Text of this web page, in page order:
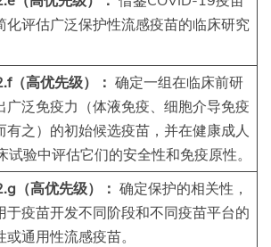
化评估广泛保护性流感疫苗的临床研究
（高优先级）： 确定一组在临床前研
广泛免疫力（体液免疫、细胞介导免疫
有之）的初始候选疫苗，并在健康成人
试验中评估它们的安全性和免疫原性。
（高优先级）： 确定保护的相关性，
于疫苗开发不同阶段和不同疫苗平台的
或通用性流感疫苗。